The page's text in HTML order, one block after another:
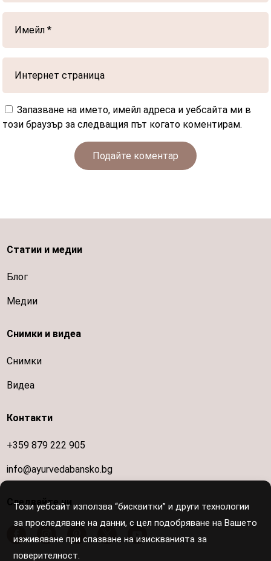
Този уебсайт използва “бисквитки” и други технологии
за проследяване на данни, с цел подобряване на Вашето
изживяване при спазване на изискванията за
поверителност.
Запазване на името, имейл адреса и уебсайта ми в
този браузър за следващия път когато коментирам.
Подайте коментар
Статии и медии
Блог
Медии
Снимки и видеа
Снимки
Видеа
Контакти
+359 879 222 905
info@ayurvedabansko.bg
Следвайте ни